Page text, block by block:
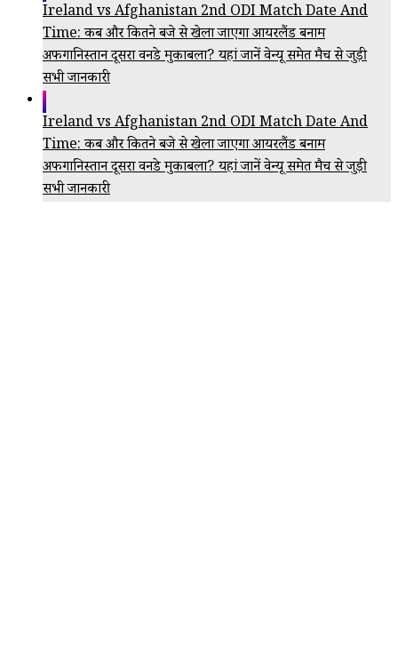
Ireland vs Afghanistan 2nd ODI Match Date And
Time: कब और कितने बजे से खेला जाएगा आयरलैंड बनाम
अफगानिस्तान दूसरा वनडे मुकाबला? यहां जानें वेन्यू समेत मैच से जुड़ी
सभी जानकारी
Ireland vs Afghanistan 2nd ODI Match Date And
Time: कब और कितने बजे से खेला जाएगा आयरलैंड बनाम
अफगानिस्तान दूसरा वनडे मुकाबला? यहां जानें वेन्यू समेत मैच से जुड़ी
सभी जानकारी